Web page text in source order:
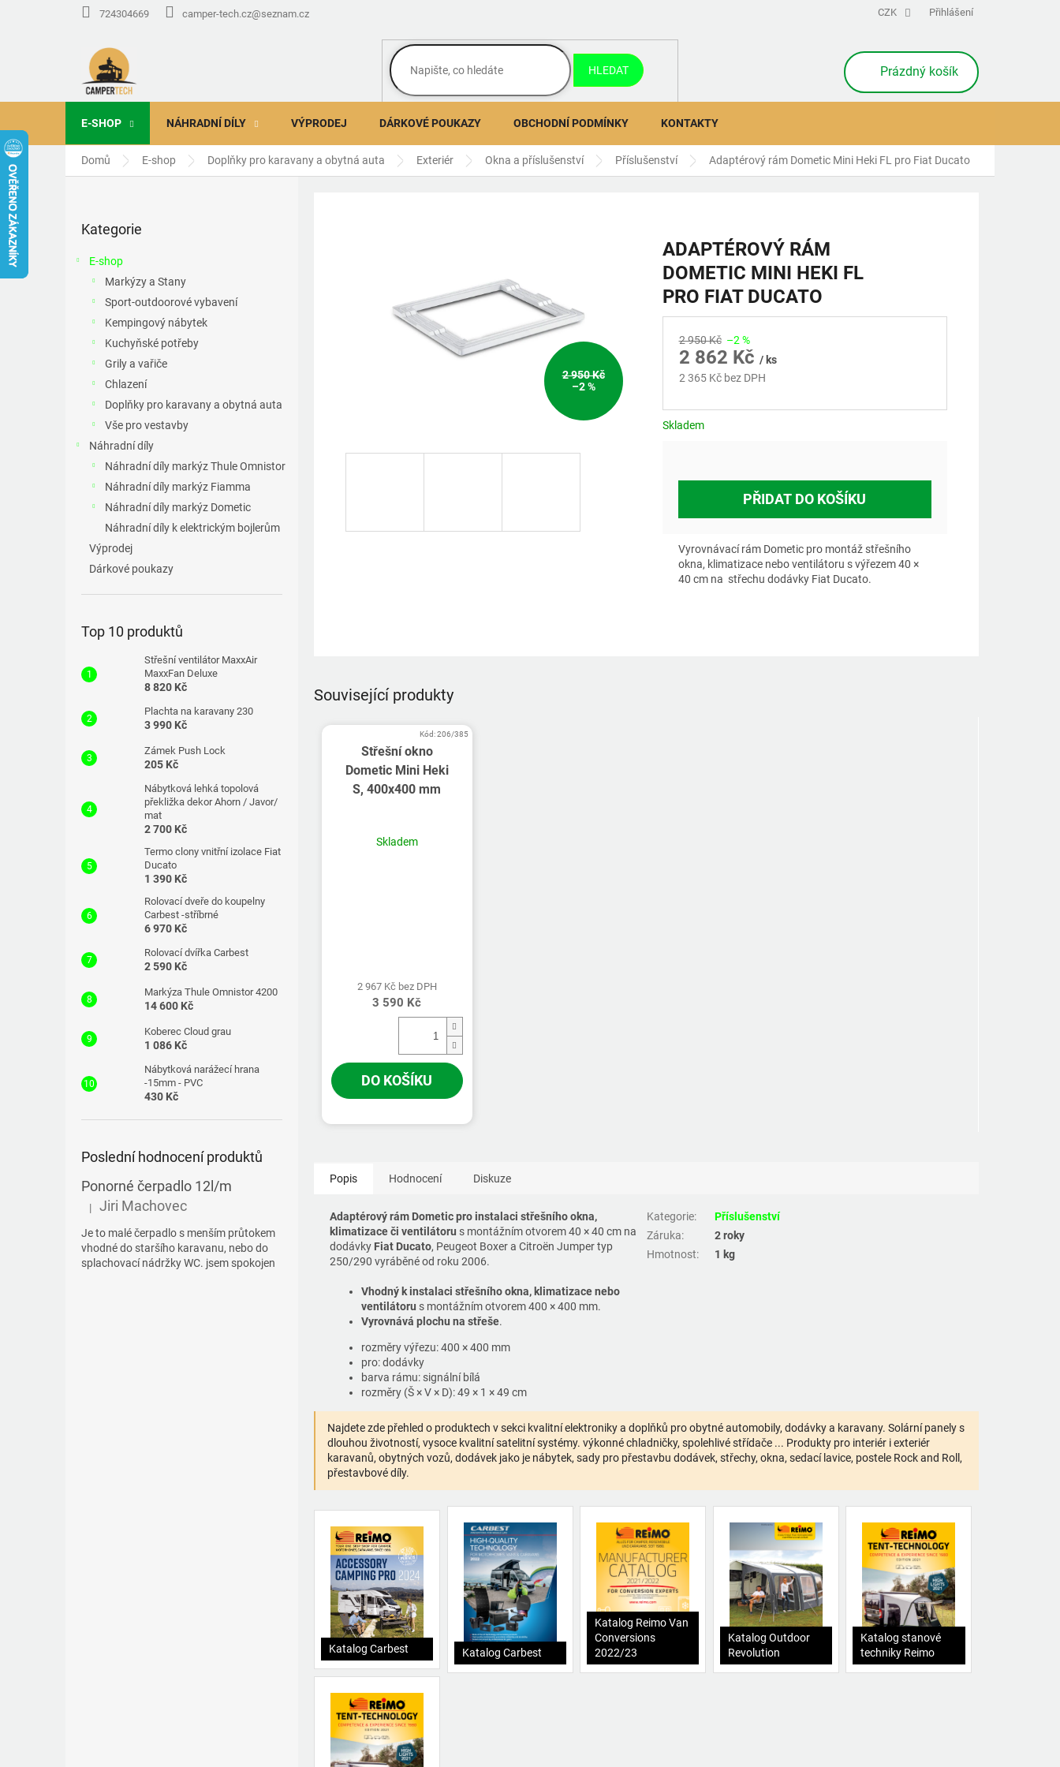
724304669 camper-tech.cz@seznam.cz CZK Přihlášení
HLEDAT
NÁKUPNÍ
KOŠÍK
Prázdný košík
E-SHOP NÁHRADNÍ DÍLY VÝPRODEJ DÁRKOVÉ POUKAZY OBCHODNÍ PODMÍNKY KONTAKTY
Domů E-shop Doplňky pro karavany a obytná auta Exteriér Okna a příslušenství Příslušenství Adaptérový rám Dometic Mini Heki FL pro Fiat Ducato
kategorie
Kategorie
E-shop
Markýzy a Stany
Sport-outdoorové vybavení
Kempingový nábytek
Kuchyňské potřeby
Grily a vařiče
Chlazení
Doplňky pro karavany a obytná auta
Vše pro vestavby
Náhradní díly
Náhradní díly markýz Thule Omnistor
Náhradní díly markýz Fiamma
Náhradní díly markýz Dometic
Náhradní díly k elektrickým bojlerům
Výprodej
Dárkové poukazy
Top 10 produktů
Střešní ventilátor MaxxAir
MaxxFan Deluxe
8 820 Kč
Plachta na karavany 230
3 990 Kč
Zámek Push Lock
205 Kč
Nábytková lehká topolová
překližka dekor Ahorn / Javor/
mat
2 700 Kč
Termo clony vnitřní izolace Fiat
Ducato
1 390 Kč
Rolovací dveře do koupelny
Carbest -stříbrné
6 970 Kč
Rolovací dvířka Carbest
2 590 Kč
Markýza Thule Omnistor 4200
14 600 Kč
Koberec Cloud grau
1 086 Kč
Nábytková narážecí hrana
-15mm - PVC
430 Kč
Poslední hodnocení produktů
Ponorné čerpadlo 12l/m
Hodnocení produktu je 5 z 5 hvězdiček.
| Jiri Machovec
Je to malé čerpadlo s menším průtokem
vhodné do staršího karavanu, nebo do
splachovací nádržky WC. jsem spokojen
2 950 Kč
–2 %
ADAPTÉROVÝ RÁM
DOMETIC MINI HEKI FL
PRO FIAT DUCATO
2 950 Kč –2 %
2 862 Kč / ks
2 365 Kč bez DPH
Skladem
PŘIDAT DO KOŠÍKU
Vyrovnávací rám Dometic pro montáž střešního
okna, klimatizace nebo ventilátoru s výřezem 40 ×
40 cm na střechu dodávky Fiat Ducato.
Související produkty
Střešní okno
Dometic Mini Heki
S, 400x400 mm
Skladem
2 967 Kč bez DPH
3 590 Kč
DO KOŠÍKU
Kód:206/385
Popis Hodnocení Diskuze
Adaptérový rám Dometic pro instalaci střešního okna,
klimatizace či ventilátoru s montážním otvorem 40 × 40 cm na
dodávky Fiat Ducato, Peugeot Boxer a Citroën Jumper typ
250/290 vyráběné od roku 2006.
Vhodný k instalaci střešního okna, klimatizace nebo
ventilátoru s montážním otvorem 400 × 400 mm.
Vyrovnává plochu na střeše.
rozměry výřezu: 400 × 400 mm
pro: dodávky
barva rámu: signální bílá
rozměry (Š × V × D): 49 × 1 × 49 cm
Kategorie:
Příslušenství
Záruka:
2 roky
Hmotnost: 1 kg
Najdete zde přehled o produktech v sekci kvalitní elektroniky a doplňků pro obytné automobily, dodávky a karavany. Solární panely s
dlouhou životností, vysoce kvalitní satelitní systémy. výkonné chladničky, spolehlivé střídače ... Produkty pro interiér i exteriér
karavanů, obytných vozů, dodávek jako je nábytek, sady pro přestavbu dodávek, střechy, okna, sedací lavice, postele Rock and Roll,
přestavbové díly.
Katalog Carbest Katalog Carbest
Katalog Reimo Van
Conversions
2022/23
Katalog Outdoor
Revolution
Katalog stanové
techniky Reimo